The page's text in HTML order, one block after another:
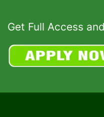
Get Full Access